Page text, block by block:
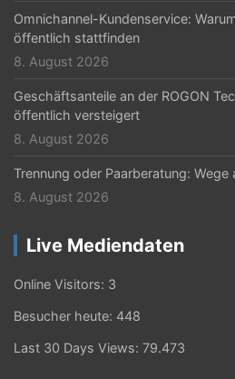
Omnichannel-Kundenservice:
öffentlich stattfinden
8. August 2026
Geschäftsanteile an der ROGON
öffentlich versteigert
8. August 2026
Trennung oder Paarberatung:
8. August 2026
Live Mediendaten
Online Visitors: 3
Besucher heute: 448
Last 30 Days Views: 79.473